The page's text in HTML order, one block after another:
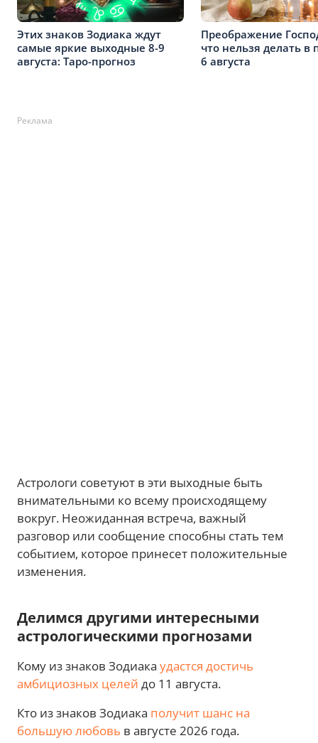
Этих знаков Зодиака ждут
самые яркие выходные 8-9
августа: Таро-прогноз
Преображение
что нельзя делать в
6 августа
Реклама
Астрологи советуют в эти выходные быть
внимательными ко всему происходящему
вокруг. Неожиданная встреча, важный
разговор или сообщение способны стать тем
событием, которое принесет положительные
изменения.
Делимся другими интересными
астрологическими прогнозами
Кому из знаков Зодиака удастся достичь
амбициозных целей до 11 августа.
Кто из знаков Зодиака получит шанс на
большую любовь в августе 2026 года.